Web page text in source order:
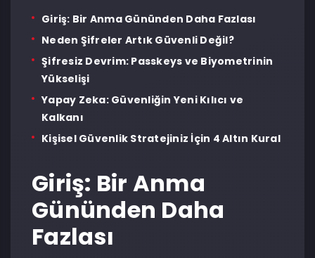
Giriş: Bir Anma Gününden Daha Fazlası
Neden Şifreler Artık Güvenli Değil?
Şifresiz Devrim: Passkeys ve Biyometrinin
Yükselişi
Yapay Zeka: Güvenliğin Yeni Kılıcı ve
Kalkanı
Kişisel Güvenlik Stratejiniz İçin 4 Altın Kural
Giriş: Bir Anma
Gününden Daha
Fazlası